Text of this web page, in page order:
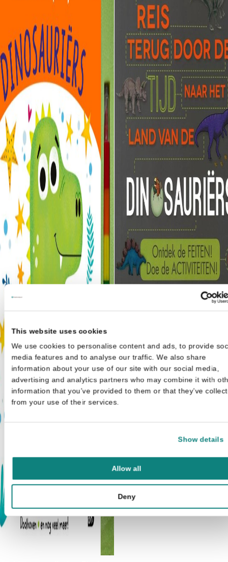
This website uses cookies
We use cookies to personalise content and ads, to provide
media features and to analyse our traffic. We also share
information about your use of our site with our social media,
advertising and analytics partners who may combine it with
information that you’ve provided to them or that they’ve
from your use of their services.
Show details
Allow all
Deny